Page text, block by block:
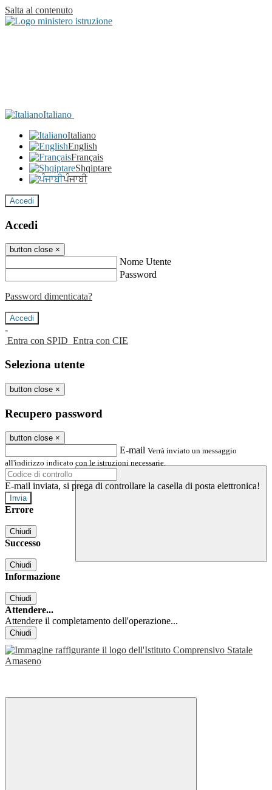
Salta al contenuto
Italiano
Italiano
English
Français
Shqiptare
ਪੰਜਾਬੀ
Accedi
Accedi
button close ×
Nome Utente
Password
Password dimenticata?
-
Entra con SPID Entra con CIE
Seleziona utente
button close ×
Recupero password
button close ×
E-mail Verrà inviato un messaggio
all'indirizzo indicato con le istruzioni necessarie.
E-mail inviata, si prega di controllare la casella di posta elettronica!
Errore
Chiudi
Successo
Chiudi
Informazione
Chiudi
Attendere...
Attendere il completamento dell'operazione...
Chiudi